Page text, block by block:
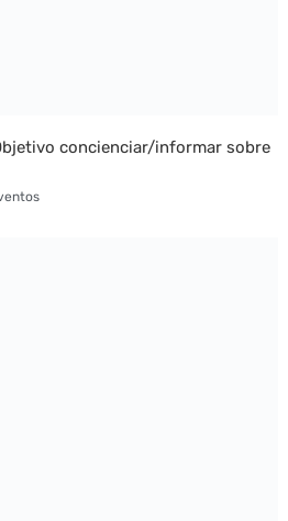
concienciar/informar sobre